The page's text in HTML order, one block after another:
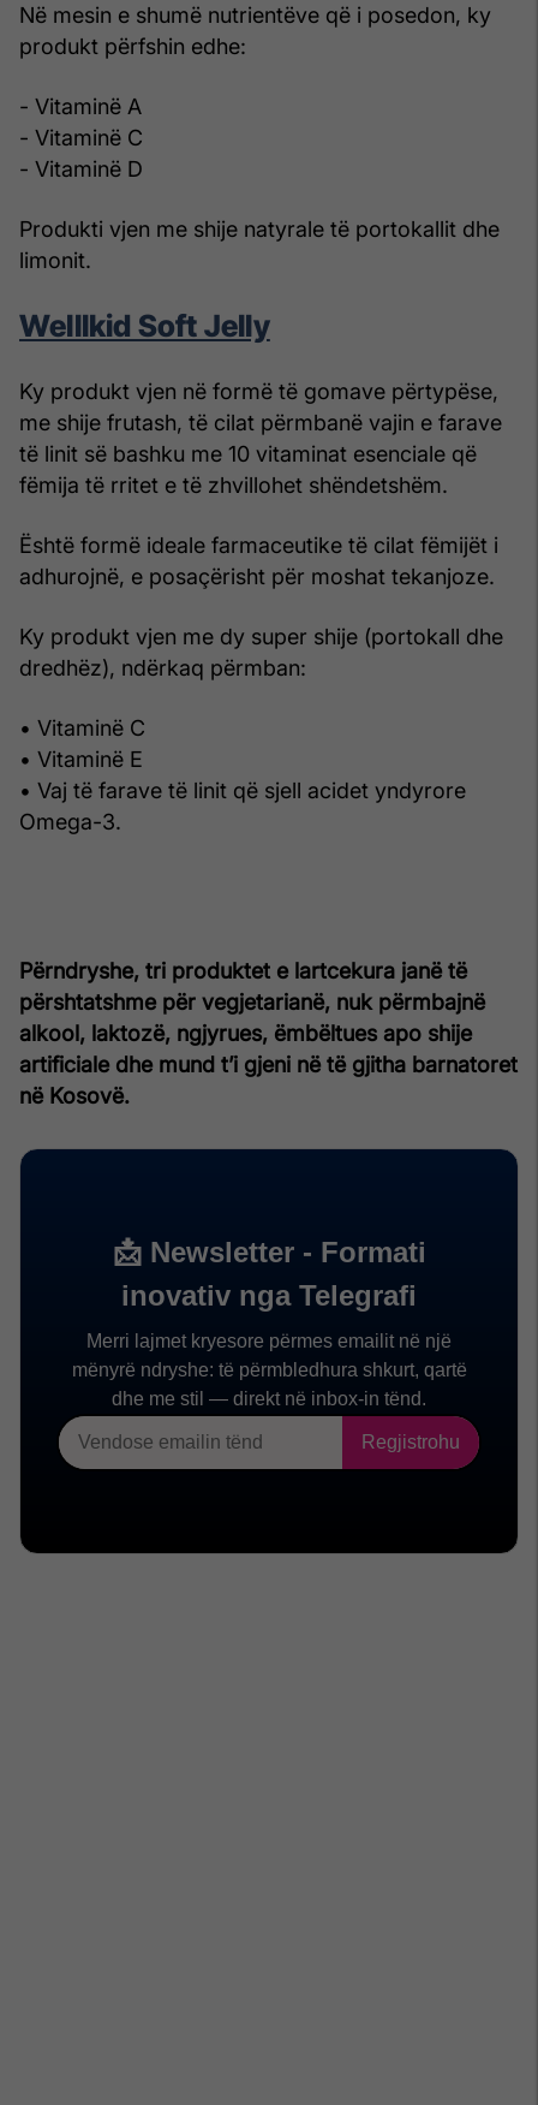
Në mesin e shumë nutrientëve që i posedon, ky
produkt përfshin edhe:
- Vitaminë A
- Vitaminë C
- Vitaminë D
Produkti vjen me shije natyrale të portokallit dhe
limonit.
Welllkid Soft Jelly
Ky produkt vjen në formë të gomave përtypëse,
me shije frutash, të cilat përmbanë vajin e farave
të linit së bashku me 10 vitaminat esenciale që
fëmija të rritet e të zhvillohet shëndetshëm.
Është formë ideale farmaceutike të cilat fëmijët i
adhurojnë, e posaçërisht për moshat tekanjoze.
Ky produkt vjen me dy super shije (portokall dhe
dredhëz), ndërkaq përmban:
• Vitaminë C
• Vitaminë E
• Vaj të farave të linit që sjell acidet yndyrore
Omega-3.
Përndryshe, tri produktet e lartcekura janë të
përshtatshme për vegjetarianë, nuk përmbajnë
alkool, laktozë, ngjyrues, ëmbëltues apo shije
artificiale dhe mund t’i gjeni në të gjitha barnatoret
në Kosovë.